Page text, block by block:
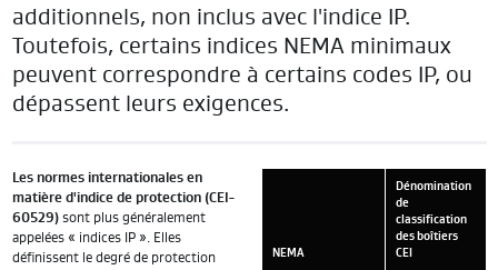
additionnels, non inclus avec l'indice IP.
Toutefois, certains indices NEMA minimaux
peuvent correspondre à certains codes IP, ou
dépassent leurs exigences.
Les normes internationales en
matière d'indice de protection (CEI-
60529)sont plus généralement
appelées « indices IP ». Elles
définissent le degré de protection
NEMA
Dénomination
de
classification
des boîtiers
CEI